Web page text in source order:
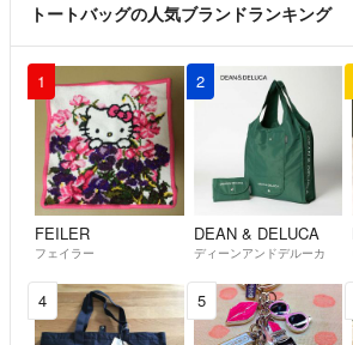
トートバッグの人気ブランドランキング
1
FEILER
フェイラー
2
DEAN & DELUCA
ディーンアンドデルーカ
4 5